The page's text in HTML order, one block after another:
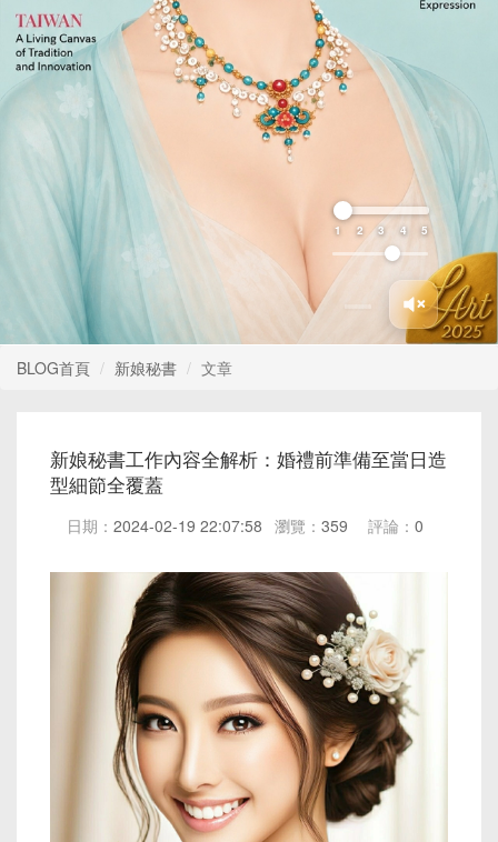
1 2 3 4 5
BLOG首頁 新娘秘書 文章
新娘秘書工作內容全解析：婚禮前準備至當日造
型細節全覆蓋
日期： 2024-02-19 22:07:58 瀏覽： 359 評論： 0